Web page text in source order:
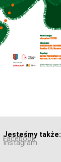
Jesteśmy także:
Facebook
Instagram